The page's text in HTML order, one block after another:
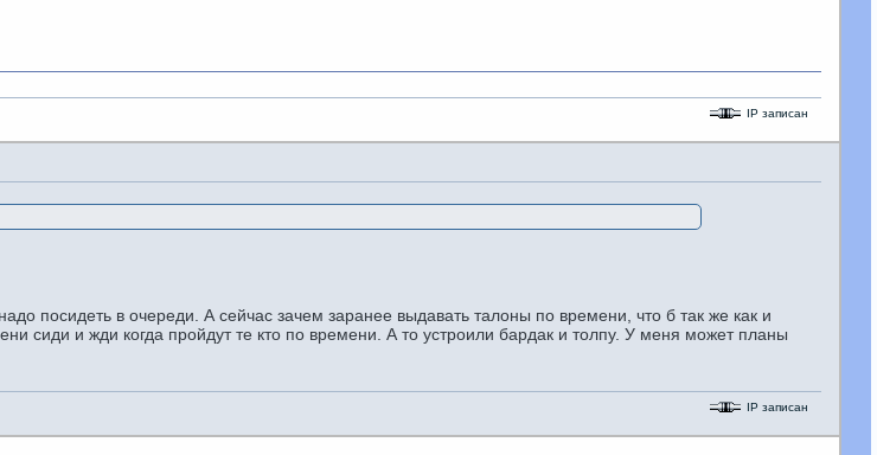
IP записан
посидеть в очереди. А сейчас зачем заранее выдавать талоны по времени, что б так же как и
сиди и жди когда пройдут те кто по времени. А то устроили бардак и толпу. У меня может планы
IP записан